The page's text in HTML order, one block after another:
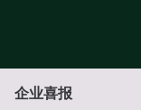
企业喜报